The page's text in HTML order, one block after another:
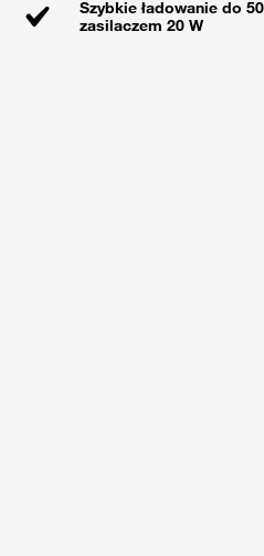
Szybkie ładowanie do
zasilaczem 20 W